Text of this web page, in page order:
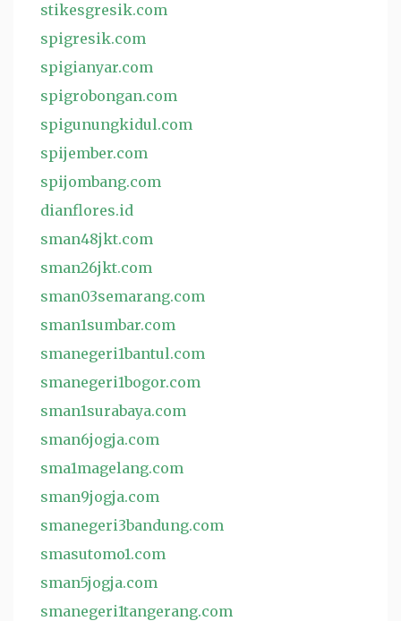
stikesgresik.com
spigresik.com
spigianyar.com
spigrobongan.com
spigunungkidul.com
spijember.com
spijombang.com
dianflores.id
sman48jkt.com
sman26jkt.com
sman03semarang.com
sman1sumbar.com
smanegeri1bantul.com
smanegeri1bogor.com
sman1surabaya.com
sman6jogja.com
sma1magelang.com
sman9jogja.com
smanegeri3bandung.com
smasutomo1.com
sman5jogja.com
smanegeri1tangerang.com